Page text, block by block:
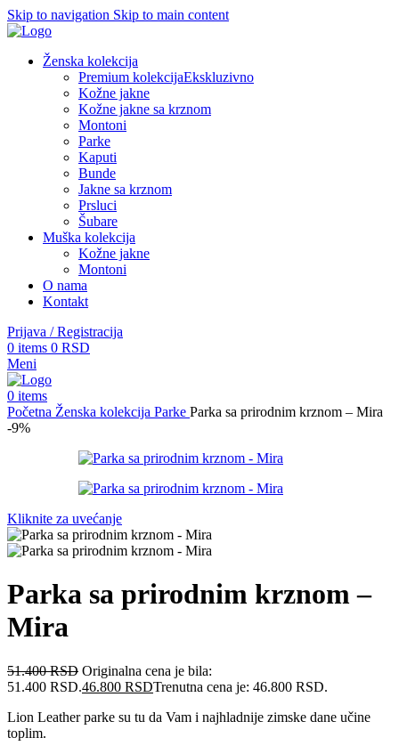
Skip to navigation Skip to main content
Ženska kolekcija
Premium kolekcijaEkskluzivno
Kožne jakne
Kožne jakne sa krznom
Montoni
Parke
Kaputi
Bunde
Jakne sa krznom
Prsluci
Šubare
Muška kolekcija
Kožne jakne
Montoni
O nama
Kontakt
Prijava / Registracija
0 items 0 RSD
Meni
0 items
Početna Ženska kolekcija Parke Parka sa prirodnim krznom – Mira
-9%
Kliknite za uvećanje
Parka sa prirodnim krznom –
Mira
51.400RSD Originalna cena je bila:
51.400 RSD.46.800 RSDTrenutna cena je: 46.800 RSD.
Lion Leather parke su tu da Vam i najhladnije zimske dane učine
toplim.